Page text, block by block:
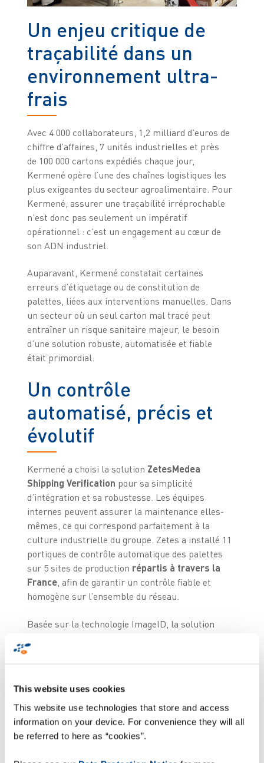
This website uses cookies
This website use technologies that store and access
information on your device. For convenience they will all
be referred to here as “cookies”.
Un enjeu critique de
traçabilité dans un
environnement ultra-
frais
Avec 4 000 collaborateurs, 1,2 milliard d’euros de
chiffre d’affaires, 7 unités industrielles et près
de 100 000 cartons expédiés chaque jour,
Kermené opère l’une des chaînes logistiques les
plus exigeantes du secteur agroalimentaire. Pour
Kermené, assurer une traçabilité irréprochable
n’est donc pas seulement un impératif
opérationnel : c’est un engagement au cœur de
son ADN industriel.
Auparavant, Kermené constatait certaines
erreurs d’étiquetage ou de constitution de
palettes, liées aux interventions manuelles. Dans
un secteur où un seul carton mal tracé peut
entraîner un risque sanitaire majeur, le besoin
d’une solution robuste, automatisée et fiable
était primordial.
Un contrôle
automatisé, précis et
évolutif
Kermené a choisi la solution ZetesMedea
Shipping Verification pour sa simplicité
d’intégration et sa robustesse. Les équipes
internes peuvent assurer la maintenance elles-
mêmes, ce qui correspond parfaitement à la
culture industrielle du groupe. Zetes a installé 11
portiques de contrôle automatique des palettes
sur 5 sites de production répartis à travers la
France, afin de garantir un contrôle fiable et
homogène sur l’ensemble du réseau.
Basée sur la technologie ImageID, la solution
désormais de contrôler chaque palette avant son
présents, vérifient le nombre de cartons, les
numéros de lots, les DLC et les références
produits.